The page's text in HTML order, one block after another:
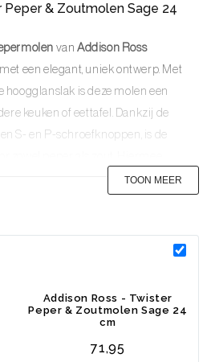
Peper & Zoutmolen Sage 24
vanAddison Ross
een elegant, uniek ontwerp. Met
is deze molen een
keuken of eettafel. Dankzij de
S- en P-schroefknoppen, is de
wordt als zout- of pepermolen.
kan maken kun je eindeloos
serie met de Bobbin serie.
: De holle schulpvorm in hoogglanslak
TOON MEER
Addison Ross - Twister
Peper & Zoutmolen Sage 24
cm
71,95